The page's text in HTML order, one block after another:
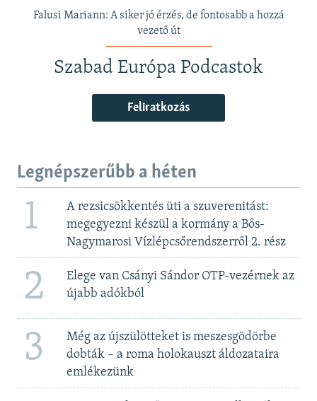
Falusi Mariann: A siker jó érzés, de fontosabb a hozzá
vezető út
Szabad Európa Podcastok
Feliratkozás
Legnépszerűbb a héten
1
A rezsicsökkentés üti a szuverenitást:
megegyezni készül a kormány a Bős-
Nagymarosi Vízlépcsőrendszerről 2. rész
2
Elege van Csányi Sándor OTP-vezérnek az
újabb adókból
3
Még az újszülötteket is meszesgödörbe
dobták – a roma holokauszt áldozataira
emlékezünk